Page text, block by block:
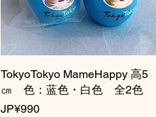
快速瀏覽
TokyoTokyo MameHappy 高5
㎝ 色：蓝色・白色 全2色
價格
JP¥990